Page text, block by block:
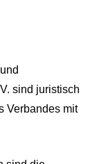
sind juristisch
Verbandes mit